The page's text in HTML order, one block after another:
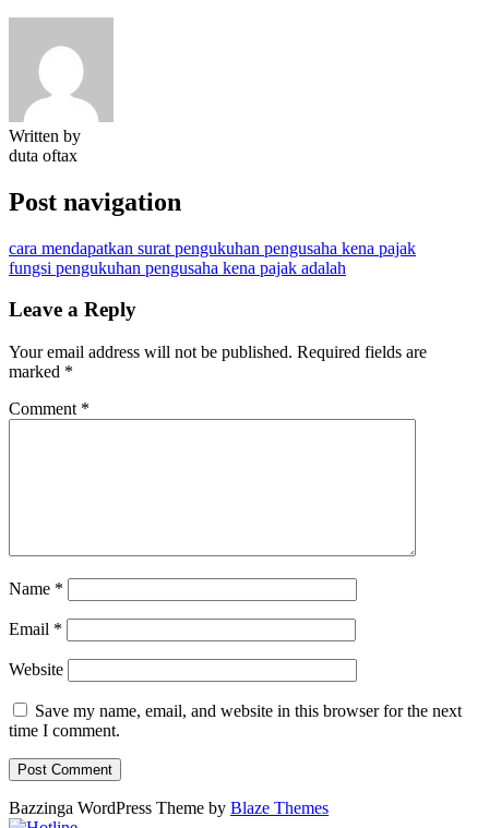
Written by
duta oftax
Post navigation
cara mendapatkan surat pengukuhan pengusaha kena pajak
fungsi pengukuhan pengusaha kena pajak adalah
Leave a Reply
Your email address will not be published. Required fields are
marked *
Comment *
Name *
Email *
Website
Save my name, email, and website in this browser for the next
time I comment.
Bazzinga WordPress Theme by Blaze Themes